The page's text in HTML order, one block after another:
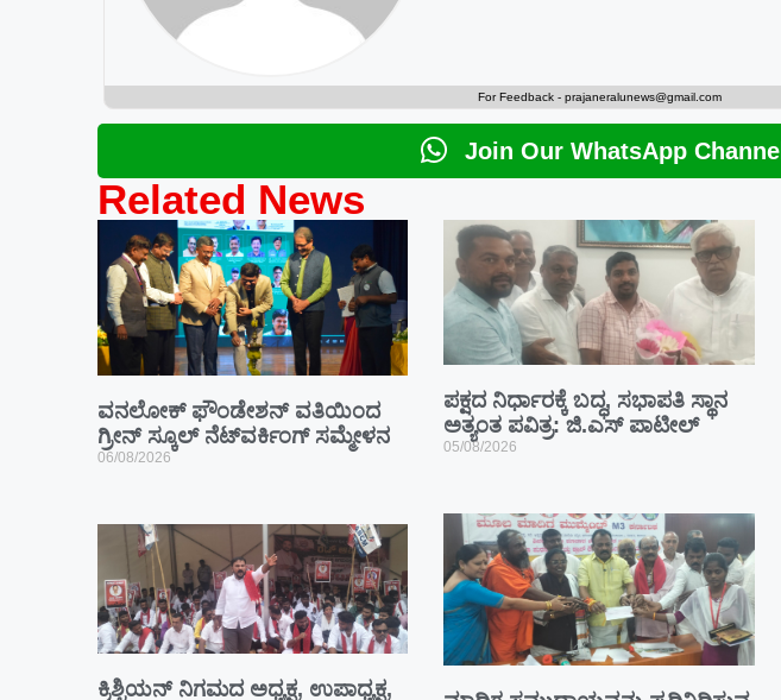
For Feedback - prajaneralunews@gmail.com
Join Our WhatsApp Channel
Related News
ವನಲೋಕ್ ಫೌಂಡೇಶನ್ ವತಿಯಿಂದ
ಗ್ರೀನ್ ಸ್ಕೂಲ್ ನೆಟ್‌ವರ್ಕಿಂಗ್ ಸಮ್ಮೇಳನ
06/08/2026
ಪಕ್ಷದ ನಿರ್ಧಾರಕ್ಕೆ ಬದ್ಧ, ಸಭಾಪತಿ ಸ್ಥಾನ
ಅತ್ಯಂತ ಪವಿತ್ರ: ಜಿ.ಎಸ್ ಪಾಟೀಲ್
05/08/2026
ಕ್ರಿಶ್ಚಿಯನ್ ನಿಗಮದ ಅಧ್ಯಕ್ಷ, ಉಪಾಧ್ಯಕ್ಷ,